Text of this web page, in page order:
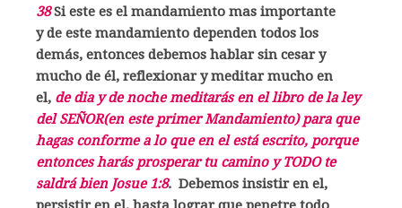
38Si este es el mandamiento mas importante
y de este mandamiento dependen todos los
demás, entonces debemos hablar sin cesar y
mucho de él, reflexionar y meditar mucho en
el, de dia y de noche meditarás en el libro de la ley
del SEÑOR(en este primer Mandamiento) para que
hagas conforme a lo que en el está escrito, porque
entonces harás prosperar tu camino y TODO te
saldrá bien Josue 1:8. Debemos insistir en el,